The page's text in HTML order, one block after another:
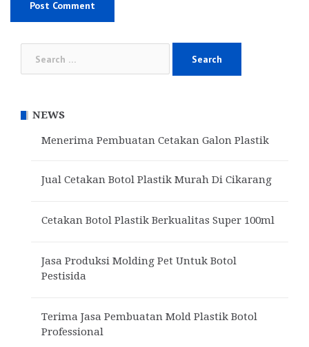
NEWS
Menerima Pembuatan Cetakan Galon Plastik
Jual Cetakan Botol Plastik Murah Di Cikarang
Cetakan Botol Plastik Berkualitas Super 100ml
Jasa Produksi Molding Pet Untuk Botol
Pestisida
Terima Jasa Pembuatan Mold Plastik Botol
Professional